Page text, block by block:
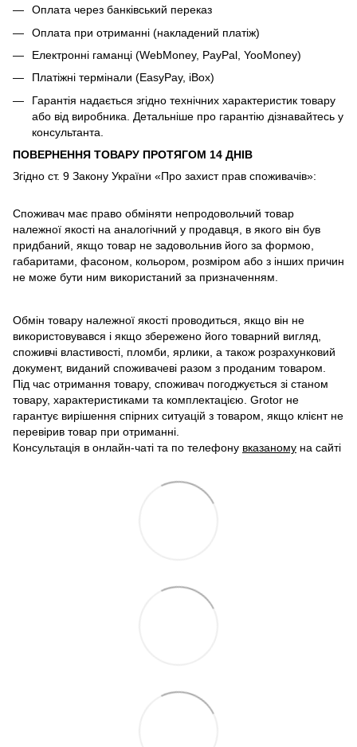
Оплата через банківський переказ
Оплата при отриманні (накладений платіж)
Електронні гаманці (WebMoney, PayPal, YooMoney)
Платіжні термінали (EasyPay, iBox)
Гарантія надається згідно технічних характеристик товару
або від виробника. Детальніше про гарантію дізнавайтесь у
консультанта.
ПОВЕРНЕННЯ ТОВАРУ ПРОТЯГОМ 14 ДНІВ
Згідно ст. 9 Закону України «Про захист прав споживачів»:
Споживач має право обміняти непродовольчий товар
належної якості на аналогічний у продавця, в якого він був
придбаний, якщо товар не задовольнив його за формою,
габаритами, фасоном, кольором, розміром або з інших причин
не може бути ним використаний за призначенням.
Обмін товару належної якості проводиться, якщо він не
використовувався і якщо збережено його товарний вигляд,
споживчі властивості, пломби, ярлики, а також розрахунковий
документ, виданий споживачеві разом з проданим товаром.
Під час отримання товару, споживач погоджується зі станом
товару, характеристиками та комплектацією. Grotor не
гарантує вирішення спірних ситуацій з товаром, якщо клієнт не
перевірив товар при отриманні.
Консультація в онлайн-чаті та по телефону вказаному на сайті